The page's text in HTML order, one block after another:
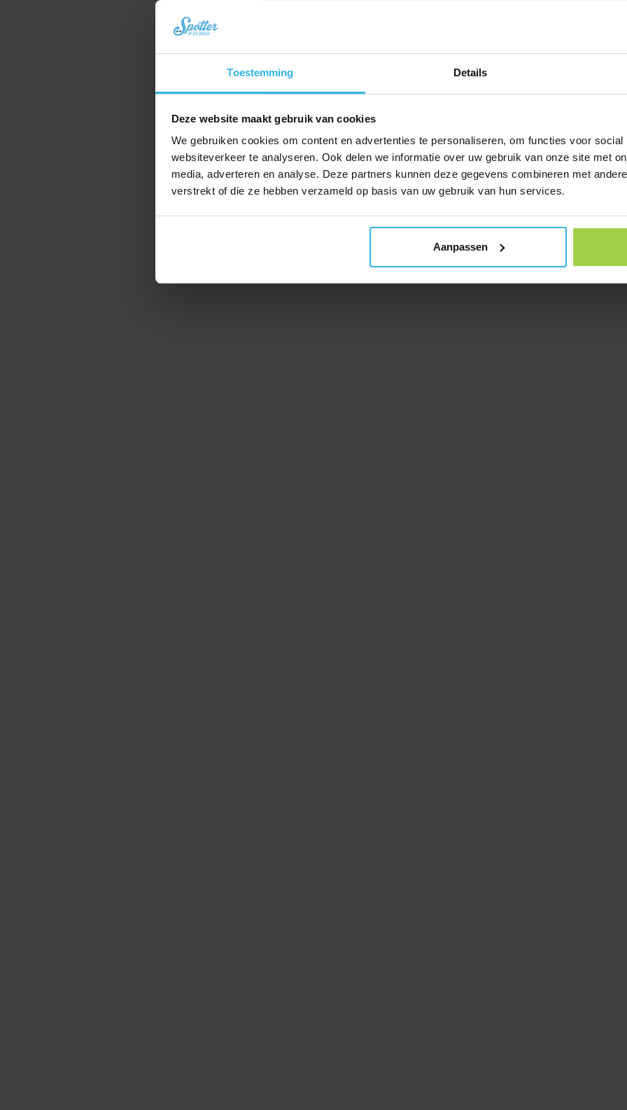
Toestemming Details
Deze website maakt gebruik van cookies
We gebruiken cookies om content en advertenties te personaliseren, om functies voor social
websiteverkeer te analyseren. Ook delen we informatie over uw gebruik van onze site met
media, adverteren en analyse. Deze partners kunnen deze gegevens combineren met
verstrekt of die ze hebben verzameld op basis van uw gebruik van hun services.
Aanpassen